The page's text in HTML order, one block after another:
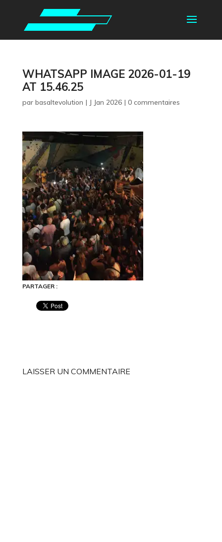
WHATSAPP IMAGE 2026-01-19
AT 15.46.25
par basaltevolution | J Jan 2026| 0 commentaires
PARTAGER :
LAISSER UN COMMENTAIRE